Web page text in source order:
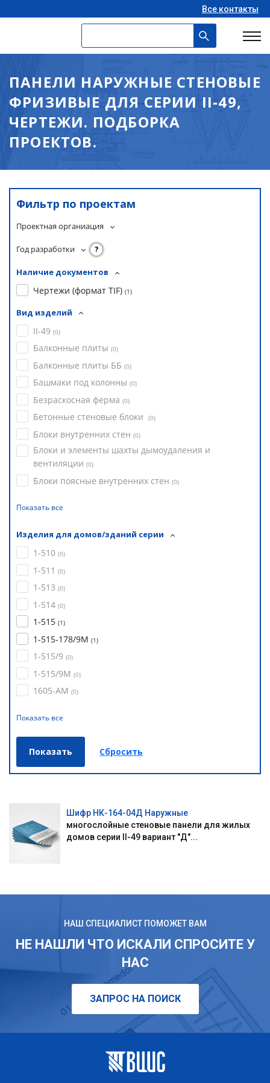
Все контакты
ПАНЕЛИ НАРУЖНЫЕ СТЕНОВЫЕ
ФРИЗИВЫЕ ДЛЯ СЕРИИ II-49,
ЧЕРТЕЖИ. ПОДБОРКА
ПРОЕКТОВ.
Фильтр по проектам
Проектная органиация
Год разработки ?
Наличие документов
Чертежи (формат TIF) (1)
Вид изделий
II-49 (0)
Балконные плиты (0)
Балконные плиты ББ (0)
Башмаки под колонны (0)
Безраскосная ферма (0)
Бетонные стеновые блоки (0)
Блоки внутренних стен (0)
Блоки и элементы шахты дымоудаления и
вентиляции (0)
Блоки поясные внутренних стен (0)
Показать все
Изделия для домов/зданий серии
1-510 (0)
1-511 (0)
1-513 (0)
1-514 (0)
1-515 (1)
1-515-178/9М (1)
1-515/9 (0)
1-515/9М (0)
1605-АМ (0)
Показать все
Шифр НК-164-04Д Наружные
многослойные стеновые панели для жилых
домов серии II-49 вариант "Д"...
НАШ СПЕЦИАЛИСТ ПОМОЖЕТ ВАМ
НЕ НАШЛИ ЧТО ИСКАЛИ СПРОСИТЕ У
НАС
ЗАПРОС НА ПОИСК